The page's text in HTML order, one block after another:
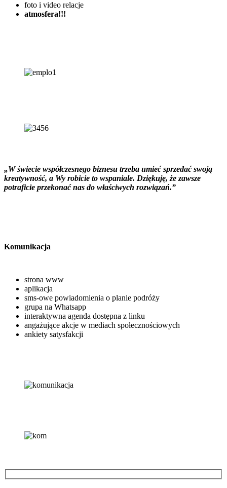
foto i video relacje
atmosfera!!!
„W świecie współczesnego biznesu trzeba umieć sprzedać swoją
kreatywność, a Wy robicie to wspaniale. Dziękuję, że zawsze
potraficie przekonać nas do właściwych rozwiązań.”
Komunikacja
strona www
aplikacja
sms-owe powiadomienia o planie podróży
grupa na Whatsapp
interaktywna agenda dostępna z linku
angażujące akcje w mediach społecznościowych
ankiety satysfakcji